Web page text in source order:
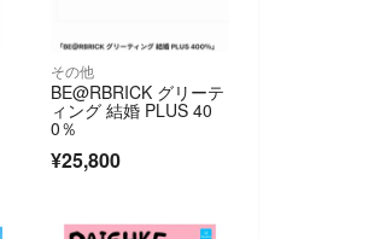
その他
BE@RBRICK グリーテ
ィング 結婚 PLUS 40
0％
¥25,800